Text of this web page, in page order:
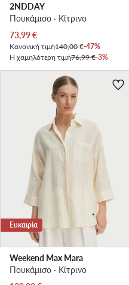
2NDDAY
Πουκάμισο · Κίτρινο
Τρέχουσα τιμή
73,99€
Κανονική τιμή140,00 €-47%
Η χαμηλότερη τιμή76,99 €-3%
Ευκαιρία
Weekend Max Mara
Πουκάμισο · Κίτρινο